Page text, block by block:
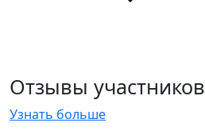
Отзывы участников
Узнать больше